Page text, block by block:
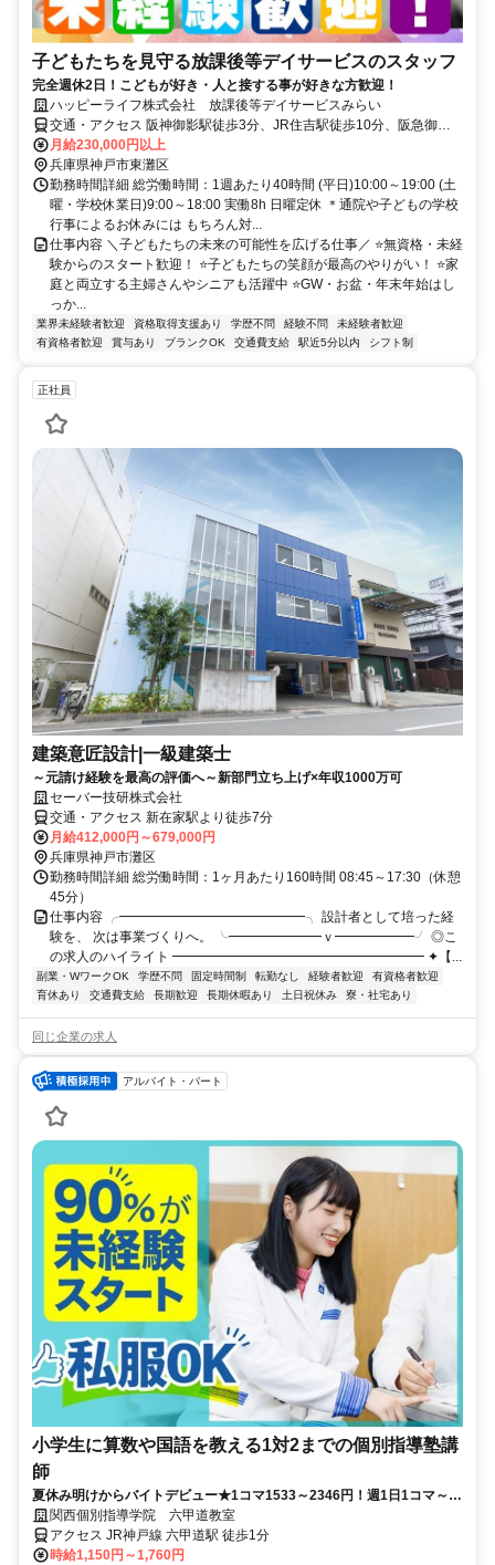
子どもたちを見守る放課後等デイサービスのスタッフ
完全週休2日！こどもが好き・人と接する事が好きな方歓迎！
ハッピーライフ株式会社 放課後等デイサービスみらい
交通・アクセス 阪神御影駅徒歩3分、JR住吉駅徒歩10分、阪急御影
駅徒歩15分
月給230,000円以上
兵庫県神戸市東灘区
勤務時間詳細 総労働時間：1週あたり40時間 (平日)10:00～19:00 (土
曜・学校休業日)9:00～18:00 実働8h 日曜定休 ＊通院や子どもの学校
行事によるお休みには もちろん対...
仕事内容 ＼子どもたちの未来の可能性を広げる仕事／ ⭐無資格・未経
験からのスタート歓迎！ ⭐子どもたちの笑顔が最高のやりがい！ ⭐家
庭と両立する主婦さんやシニアも活躍中 ⭐GW・お盆・年末年始はし
っか...
業界未経験者歓迎 資格取得支援あり 学歴不問 経験不問
未経験者歓迎
有資格者歓迎
賞与あり ブランクOK 交通費支給 駅近5分以内 シフト制
正社員
建築意匠設計|一級建築士
～元請け経験を最高の評価へ～新部門立ち上げ×年収1000万可
セーバー技研株式会社
交通・アクセス 新在家駅より徒歩7分
月給412,000円～679,000円
兵庫県神戸市灘区
勤務時間詳細 総労働時間：1ヶ月あたり160時間 08:45～17:30（休憩
45分）
仕事内容 ╭━━━━━━━━━━━━━━╮ 設計者として培った経
験を、 次は事業づくりへ。 ╰━━━━━━━ｖ━━━━━━╯ ◎こ
の求人のハイライト ━━━━━━━━━━━━━━━━━━━ ✦【...
副業・WワークOK 学歴不問 固定時間制 転勤なし 経験者歓迎
有資格者歓迎
育休あり
交通費支給 長期歓迎 長期休暇あり 土日祝休み 寮・社宅あり
同じ企業の求人
アルバイト・パート
小学生に算数や国語を教える1対2までの個別指導塾講
師
夏休み明けからバイトデビュー★1コマ1533～2346円！週1日1コマ～私
服でok◎
関西個別指導学院 六甲道教室
アクセス JR神戸線 六甲道駅 徒歩1分
時給1,150円～1,760円